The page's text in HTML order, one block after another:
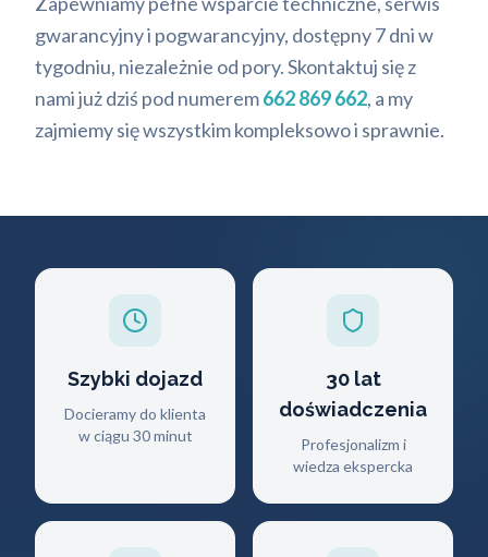
gwarancyjny i pogwarancyjny, dostępny 7 dni w
tygodniu, niezależnie od pory. Skontaktuj się z
nami już dziś pod numerem662 869 662, a my
zajmiemy się wszystkim kompleksowo i sprawnie.
Szybki dojazd
Docieramy do klienta
w ciągu 30 minut
30 lat
doświadczenia
Profesjonalizm i
wiedza ekspercka